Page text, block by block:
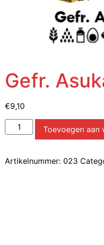
Gefr.
€9,10
Toevoegen aan
Artikelnummer: 023